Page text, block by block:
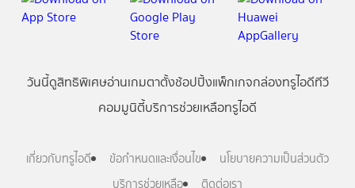
วันนี้ดูสิทธิพิเศษอ่านเกมตาตั้งช้อปปิ้งแพ็กเกจกล่องทรูไอดีทีวี
คอมมูนิตี้บริการช่วยเหลือทรูไอดี
เกี่ยวกับทรูไอดี ข้อกำหนดและเงื่อนไข
นโยบายความเป็นส่วนตัว
บริการช่วยเหลือ
ติดต่อเรา